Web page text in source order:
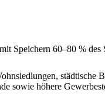
Speichern 60–80 % des
städtische
sowie höhere